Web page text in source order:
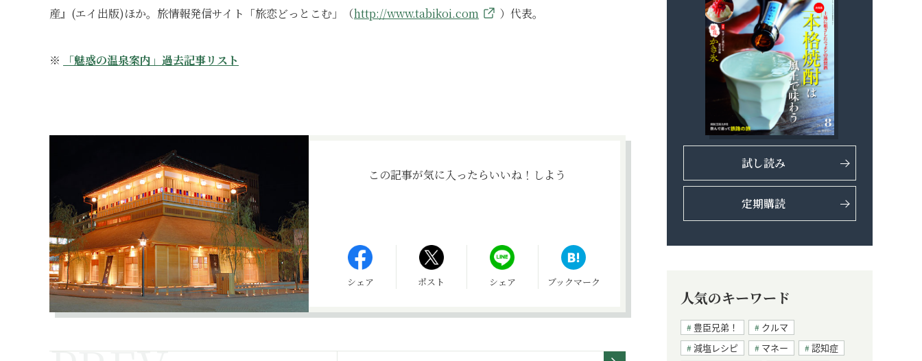
産』(エイ出版)ほか。旅情報発信サイト「旅恋どっとこむ」（http://www.tabikoi.com ）代表。
※ 「魅惑の温泉案内」過去記事リスト
この記事が気に入ったらいいね！しよう
シェア ポスト シェア ブックマーク
試し読み
定期購読
人気のキーワード
豊臣兄弟！
クルマ
減塩レシピ
マネー
認知症